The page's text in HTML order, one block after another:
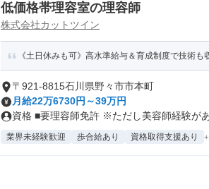
低価格帯理容室の理容師
株式会社カットツイン
《土日休みも可》高水準給与＆育成制度で技術
〒921-8815石川県野々市市本町
月給22万6730円～39万円
資格 ■要理容師免許 ※ただし美容師経験が
業界未経験歓迎 歩合給あり 資格取得支援あり